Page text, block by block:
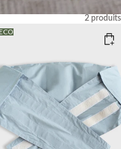
2 produits